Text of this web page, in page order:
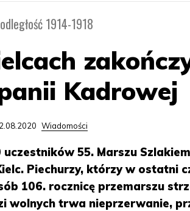
1914-1918
Kadrowej
Wiadomości
uczestników 55. Marszu
Piechurzy, którzy w ostatni
106. rocznicę przemarszu
wolnych trwa nieprzerwanie,